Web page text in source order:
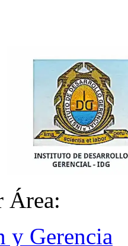
Área:
y Gerencia